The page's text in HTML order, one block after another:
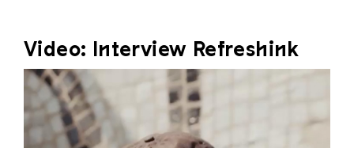
Video: Interview Refreshink